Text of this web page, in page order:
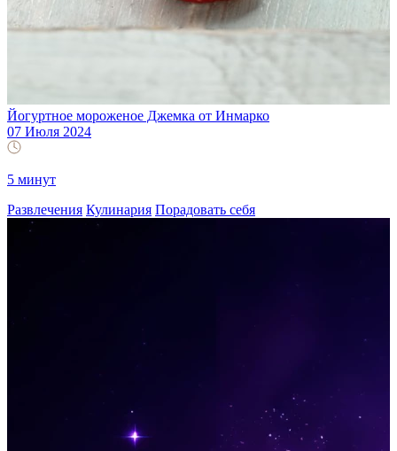
Йогуртное мороженое Джемка от Инмарко
07 Июля 2024
5 минут
Развлечения Кулинария Порадовать себя